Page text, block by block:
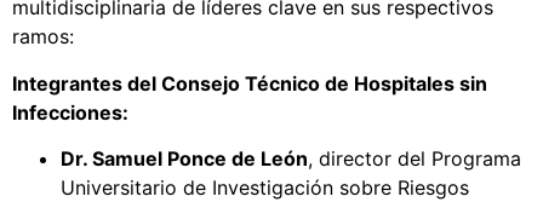
multidisciplinaria de líderes clave en sus respectivos
ramos:
Integrantes del Consejo Técnico de Hospitales sin
Infecciones:
Dr. Samuel Ponce de León, director del Programa
Universitario de Investigación sobre Riesgos